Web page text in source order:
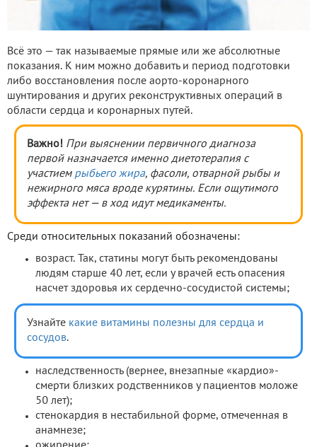
Всё это — так называемые прямые или же абсолютные
показания. К ним можно добавить и период подготовки
либо восстановления после аорто-коронарного
шунтирования и других реконструктивных операций в
области сердца и коронарных путей.
Важно! При выяснении первичного диагноза
первой назначается именно диетотерапия с
участием рыбьего жира, фасоли, отварной рыбы и
нежирного мяса вроде курятины. Если ощутимого
эффекта нет — в ход идут медикаменты.
Среди относительных показаний обозначены:
возраст. Так, статины могут быть рекомендованы
людям старше 40 лет, если у врачей есть опасения
насчет здоровья их сердечно-сосудистой системы;
Узнайте какие витамины полезны для сердца и
сосудов.
наследственность (вернее, внезапные «кардио»-
смерти близких родственников у пациентов моложе
50 лет);
стенокардия в нестабильной форме, отмеченная в
анамнезе;